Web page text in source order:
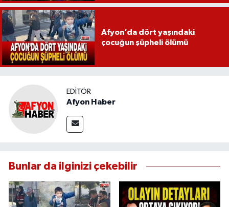
Afyon’da dört yaşındaki
çocuğun şüpheli ölümü
EDITÖR
Afyon Haber
Bunlar da ilginizi çekebilir